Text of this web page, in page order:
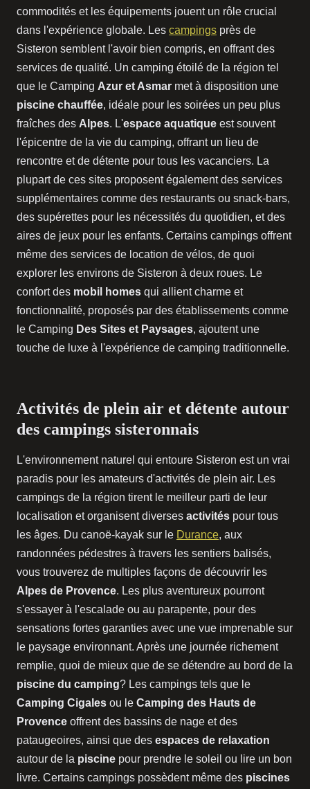
commodités et les équipements jouent un rôle crucial
dans l'expérience globale. Les campings près de
Sisteron semblent l'avoir bien compris, en offrant des
services de qualité. Un camping étoilé de la région tel
que le Camping Azur et Asmar met à disposition une
piscine chauffée, idéale pour les soirées un peu plus
fraîches des Alpes. L'espace aquatique est souvent
l'épicentre de la vie du camping, offrant un lieu de
rencontre et de détente pour tous les vacanciers. La
plupart de ces sites proposent également des services
supplémentaires comme des restaurants ou snack-bars,
des supérettes pour les nécessités du quotidien, et des
aires de jeux pour les enfants. Certains campings offrent
même des services de location de vélos, de quoi
explorer les environs de Sisteron à deux roues. Le
confort des mobil homes qui allient charme et
fonctionnalité, proposés par des établissements comme
le Camping Des Sites et Paysages, ajoutent une
touche de luxe à l'expérience de camping traditionnelle.
Activités de plein air et détente autour
des campings sisteronnais
L'environnement naturel qui entoure Sisteron est un vrai
paradis pour les amateurs d'activités de plein air. Les
campings de la région tirent le meilleur parti de leur
localisation et organisent diverses activités pour tous
les âges. Du canoë-kayak sur le Durance, aux
randonnées pédestres à travers les sentiers balisés,
vous trouverez de multiples façons de découvrir les
Alpes de Provence. Les plus aventureux pourront
s'essayer à l'escalade ou au parapente, pour des
sensations fortes garanties avec une vue imprenable sur
le paysage environnant. Après une journée richement
remplie, quoi de mieux que de se détendre au bord de la
piscine du camping? Les campings tels que le
Camping Cigales ou le Camping des Hauts de
Provence offrent des bassins de nage et des
pataugeoires, ainsi que des espaces de relaxation
autour de la piscine pour prendre le soleil ou lire un bon
livre. Certains campings possèdent même des piscines